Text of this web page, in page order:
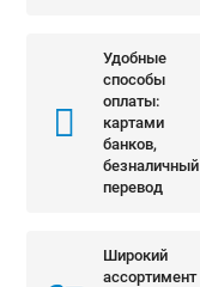
Удобные
способы
оплаты:
картами
банков,
безналичный
перевод
Широкий
ассортимент